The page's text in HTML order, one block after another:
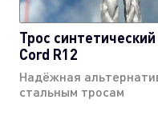
Трос
Cord R12
Надёжная
стальным тросам